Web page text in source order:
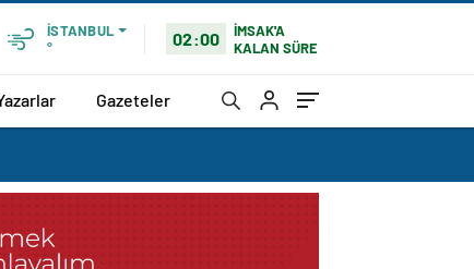
İSTANBUL
°
02:00
İMSAK'A
KALAN SÜRE
Gazeteler